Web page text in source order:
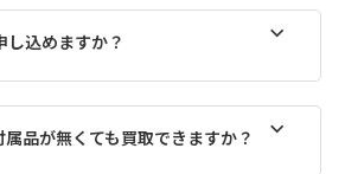
し込めますか？
品が無くても買取できますか？